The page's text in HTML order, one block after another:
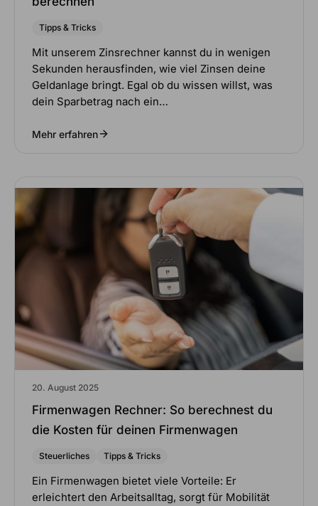
Tipps & Tricks
Mit unserem Zinsrechner kannst du in wenigen
Sekunden herausfinden, wie viel Zinsen deine
Geldanlage bringt. Egal ob du wissen willst, was
dein Sparbetrag nach ein…
Mehr erfahren
20. August 2025
Firmenwagen Rechner: So berechnest du
die Kosten für deinen Firmenwagen
Steuerliches Tipps & Tricks
Ein Firmenwagen bietet viele Vorteile: Er
erleichtert den Arbeitsalltag, sorgt für Mobilität